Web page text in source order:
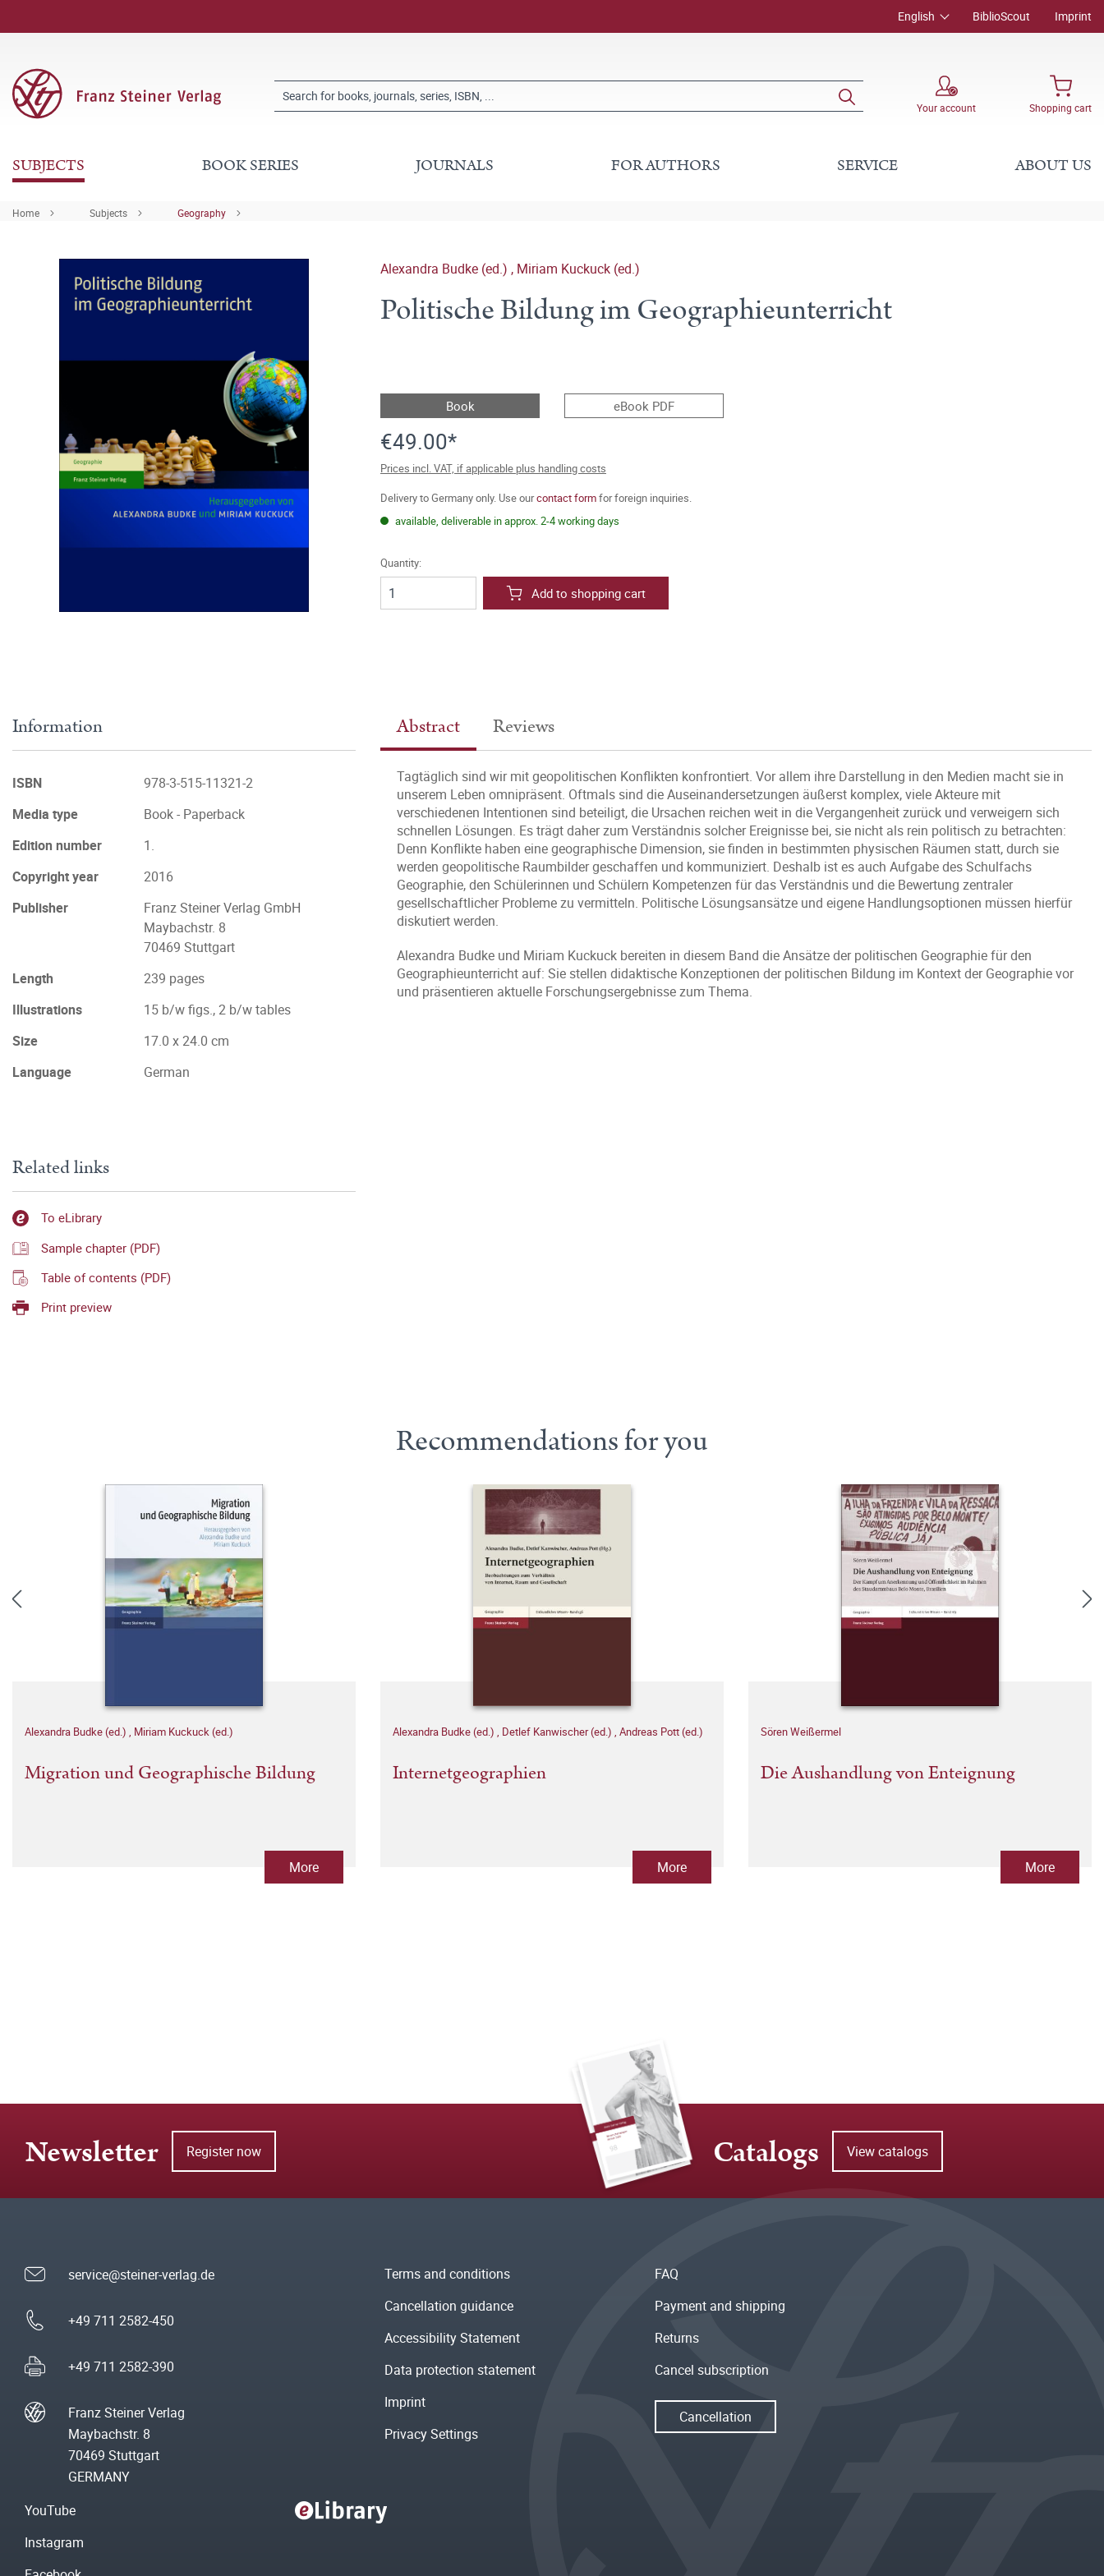
English BiblioScout Imprint
Your account Shopping cart
SUBJECTS BOOK SERIES JOURNALS FOR AUTHORS SERVICE ABOUT US
Home Subjects Geography
Alexandra Budke (ed.) , Miriam Kuckuck (ed.)
Politische Bildung im Geographieunterricht
Book eBook PDF
€49.00*
Prices incl. VAT, if applicable plus handling costs
Delivery to Germany only. Use ourcontact formfor foreign inquiries.
available, deliverable in approx. 2-4 working days
Quantity:
Add to shopping cart
Abstract Reviews
Tagtäglich sind wir mit geopolitischen Konflikten konfrontiert. Vor allem ihre Darstellung in den Medien macht sie in
unserem Leben omnipräsent. Oftmals sind die Auseinandersetzungen äußerst komplex, viele Akteure mit
verschiedenen Intentionen sind beteiligt, die Ursachen reichen weit in die Vergangenheit zurück und verweigern sich
schnellen Lösungen. Es trägt daher zum Verständnis solcher Ereignisse bei, sie nicht als rein politisch zu betrachten:
Denn Konflikte haben eine geographische Dimension, sie finden in bestimmten physischen Räumen statt, durch sie
werden geopolitische Raumbilder geschaffen und kommuniziert. Deshalb ist es auch Aufgabe des Schulfachs
Geographie, den Schülerinnen und Schülern Kompetenzen für das Verständnis und die Bewertung zentraler
gesellschaftlicher Probleme zu vermitteln. Politische Lösungsansätze und eigene Handlungsoptionen müssen hierfür
diskutiert werden.
Alexandra Budke und Miriam Kuckuck bereiten in diesem Band die Ansätze der politischen Geographie für den
Geographieunterricht auf: Sie stellen didaktische Konzeptionen der politischen Bildung im Kontext der Geographie vor
und präsentieren aktuelle Forschungsergebnisse zum Thema.
Information
ISBN
978-3-515-11321-2
Media type
Book - Paperback
Edition number
1.
Copyright year
2016
Publisher
Franz Steiner Verlag GmbH
Maybachstr. 8
70469 Stuttgart
Length
239 pages
Illustrations
15 b/w figs., 2 b/w tables
Size
17.0 x 24.0 cm
Language
German
Related links
To eLibrary
Sample chapter (PDF)
Table of contents (PDF)
Print preview
Recommendations for you
Alexandra Budke (ed.) , Miriam Kuckuck (ed.)
Migration und Geographische Bildung
More
Alexandra Budke (ed.) , Detlef Kanwischer (ed.) , Andreas Pott (ed.)
Internetgeographien
More
Sören Weißermel
Die Aushandlung von Enteignung
More
Newsletter Register now Catalogs View catalogs
service@steiner-verlag.de
+49 711 2582-450
+49 711 2582-390
Franz Steiner Verlag
Maybachstr. 8
70469 Stuttgart
GERMANY
Terms and conditions
Cancellation guidance
Accessibility Statement
Data protection statement
Imprint
Privacy Settings
FAQ
Payment and shipping
Returns
Cancel subscription
Cancellation
YouTube
Instagram